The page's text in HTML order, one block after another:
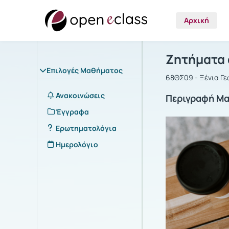
Αρχική
Επιλογές Μαθήματος
Ανακοινώσεις
Έγγραφα
Ερωτηματολόγια
Ημερολόγιο
Μάθημα :
Ζητήματα
68ΘΣ09 - Ξένια
Περιγραφή